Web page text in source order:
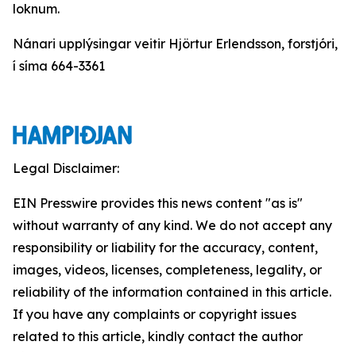
loknum.
Nánari upplýsingar veitir Hjörtur Erlendsson, forstjóri,
í síma 664-3361
Legal Disclaimer:
EIN Presswire provides this news content "as is"
without warranty of any kind. We do not accept any
responsibility or liability for the accuracy, content,
images, videos, licenses, completeness, legality, or
reliability of the information contained in this article.
If you have any complaints or copyright issues
related to this article, kindly contact the author